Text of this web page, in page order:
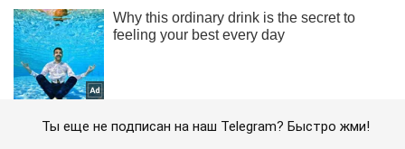
Ты еще не подписан на наш Telegram? Быстро жми!